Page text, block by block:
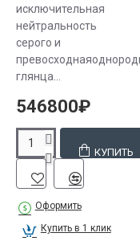
исключительная
нейтральность
серого и
глянца...
546800₽
КУПИТЬ
Оформить
Купить в 1 клик